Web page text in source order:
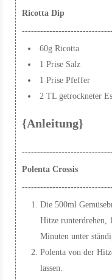
Ricotta Dip
60g Ricotta
1 Prise Salz
1 Prise Pfeffer
2 TL getrockneter
{Anleitung}
Polenta Crossis
Die 500ml
Hitze runterdrehen,
Minuten unter
Polenta von der
lassen.